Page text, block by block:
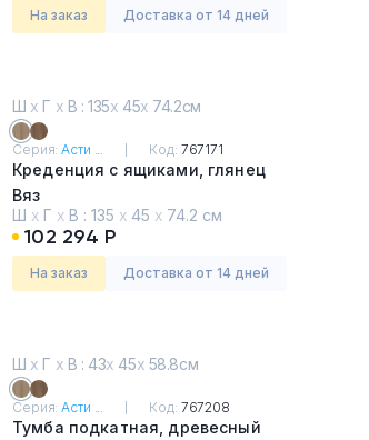
На заказ Доставка от 14 дней
Ш х Г х В : 135х 45х 74.2см
Серия:Асти ... Код: 767171
Креденция с ящиками, глянец
Вяз
Ш х Г х В : 135 х 45 х 74.2 см
102 294 Р
На заказ Доставка от 14 дней
Ш х Г х В : 43х 45х 58.8см
Серия:Асти ... Код: 767208
Тумба подкатная, древесный